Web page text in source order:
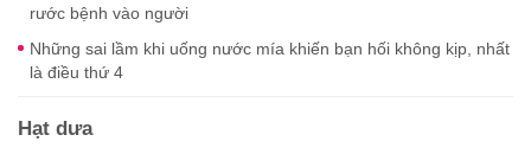
rước bệnh vào người
Những sai lầm khi uống nước mía khiến bạn hối không kịp, nhất
là điều thứ 4
Hạt dưa